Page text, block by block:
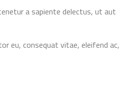
a sapiente delectus, ut aut
eu, consequat vitae, eleifend ac,